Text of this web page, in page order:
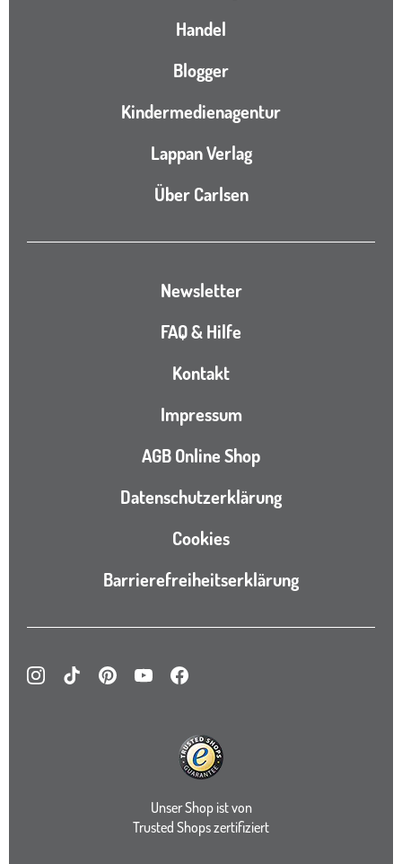
Handel
Blogger
Kindermedienagentur
Lappan Verlag
Über Carlsen
Newsletter
FAQ & Hilfe
Kontakt
Impressum
AGB Online Shop
Datenschutzerklärung
Cookies
Barrierefreiheitserklärung
InstagramTikTokPinterestYouTubeFacebook
Unser Shop ist von
Trusted Shops zertifiziert